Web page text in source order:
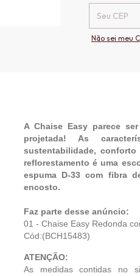
Entregas para
Não sei meu
A Chaise Easy parece
projetada! As
sustentabilidade,
reflorestamento é uma
espuma D-33 com fibra
encosto.
Faz parte desse anúncio:
01 - Chaise Easy Redonda
Cód:(BCH15483)
ATENÇÃO:
As medidas contidas no